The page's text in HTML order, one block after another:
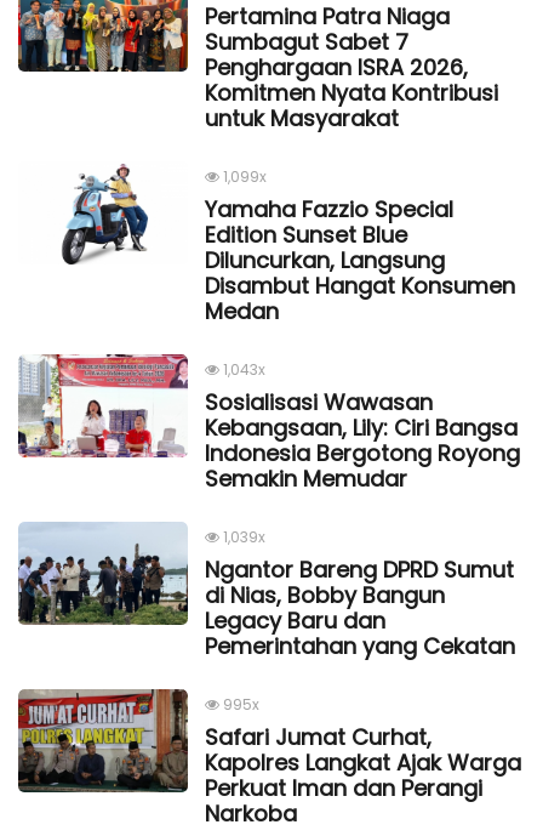
Pertamina Patra Niaga
Sumbagut Sabet 7
Penghargaan ISRA 2026,
Komitmen Nyata Kontribusi
untuk Masyarakat
1,099x
Yamaha Fazzio Special
Edition Sunset Blue
Diluncurkan, Langsung
Disambut Hangat Konsumen
Medan
1,043x
Sosialisasi Wawasan
Kebangsaan, Lily: Ciri Bangsa
Indonesia Bergotong Royong
Semakin Memudar
1,039x
Ngantor Bareng DPRD Sumut
di Nias, Bobby Bangun
Legacy Baru dan
Pemerintahan yang Cekatan
995x
Safari Jumat Curhat,
Kapolres Langkat Ajak Warga
Perkuat Iman dan Perangi
Narkoba